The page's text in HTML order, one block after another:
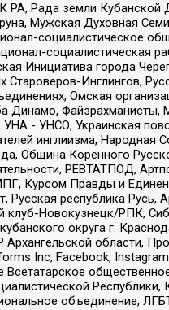
РА, Рада земли
Мужская Духовная
социалистическое
социалистическая
Инициатива города
Староверов-Инглингов,
Омская
Динамо, Файзрахманисты,
- УНСО, Украинская
инглиизма, Народная
Община Коренного
РЕВТАТПОД,
Курсом Правды и
Русская республика
клуб-Новокузнецк/РПК,
округа г.
области,
Inc, Facebook,
Всетатарское
объединение,